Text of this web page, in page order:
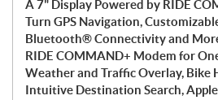
A 7" Display Powered by RIDE
Turn GPS Navigation,
Bluetooth® Connectivity and
RIDE COMMAND+ Modem for
Weather and Traffic Overlay, Bike
Intuitive Destination Search,